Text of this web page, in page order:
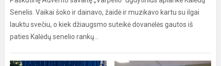
Senelis. Vaikai šoko ir dainavo, žaidė ir muzikavo kartu su ilgai
lauktu svečiu, o kiek džiaugsmo suteikė dovanėlės gautos iš
paties Kalėdų senelio rankų...